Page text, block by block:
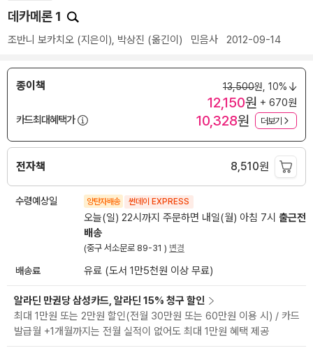
데카메론 1
조반니 보카치오 (지은이), 박상진 (옮긴이) 민음사 2012-09-14
종이책 13,500원, 10%
12,150원 + 670원
카드최대혜택가
10,328원 더보기
전자책 8,510원
수령예상일 양탄자배송 썬데이 EXPRESS
오늘(일) 22시까지 주문하면 내일(월) 아침 7시 출근전
배송
(중구 서소문로 89-31 ) 변경
배송료 유료 (도서 1만5천원 이상 무료)
알라딘 만권당 삼성카드, 알라딘 15% 청구 할인
최대 1만원 또는 2만원 할인(전월 30만원 또는 60만원 이용 시) / 카드
발급월 +1개월까지는 전월 실적이 없어도 최대 1만원 혜택 제공